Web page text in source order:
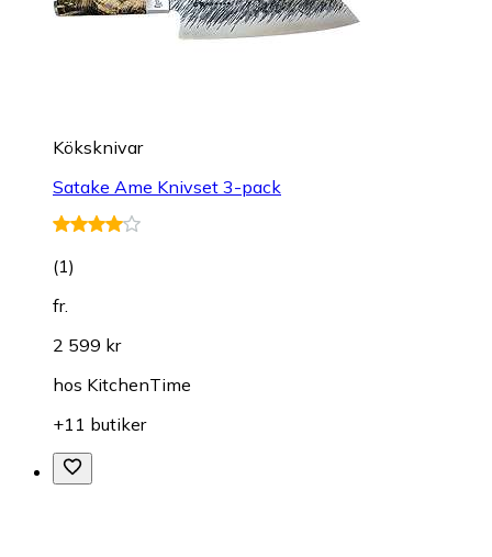
Köksknivar
Satake Ame Knivset 3-pack
(1)
fr.
2 599 kr
hos KitchenTime
+11 butiker